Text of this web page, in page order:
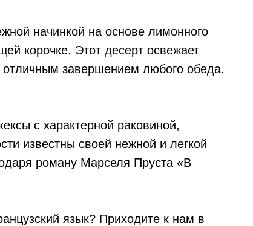
начинкой на основе лимонного
корочке. Этот десерт освежает
завершением любого обеда.
с характерной раковиной,
известны своей нежной и легкой
роману Марселя Пруста «В
язык? Приходите к нам в